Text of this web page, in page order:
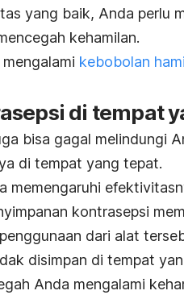
yang baik, Anda perlu
kehamilan.
kebobolan
di tempat
bisa gagal melindungi
di tempat yang tepat.
memengaruhi
kontrasepsi
dari alat
disimpan di tempat
Anda mengalami